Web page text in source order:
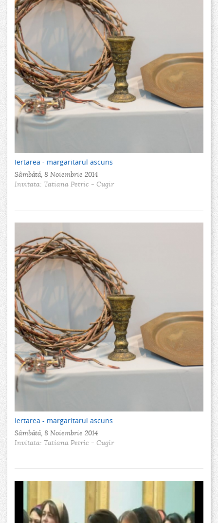
Iertarea - margaritarul ascuns
Sâmbătă, 8 Noiembrie 2014
Invitata: Tatiana Petric - Cugir
Iertarea - margaritarul ascuns
Sâmbătă, 8 Noiembrie 2014
Invitata: Tatiana Petric - Cugir